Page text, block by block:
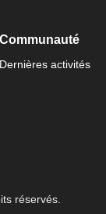
Communauté
Dernières activités
réservés.